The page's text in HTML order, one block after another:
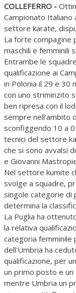
COLLEFERRO -
Campionato Italiano
settore karate,
La forte compagine
maschili e femminili
Entrambe le
qualificazione ai
in Polonia il 29 e 30
con uno striminzito
ben ripresa con il
sempre nell'ambito
sconfiggendo 10 a
tecnici del settore
che si sono avvalsi
e Giovanni
Nel settore kumite
svolge a squadre,
singole categorie di
determina la
La Puglia ha
la relativa
categoria
dell'Umbria ha
qualificazione, per
un primo posto e
mentre Umbria un